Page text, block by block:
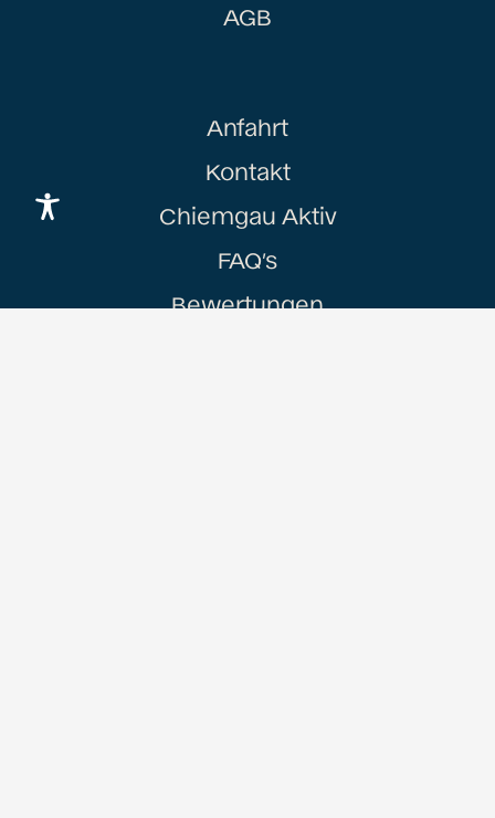
AGB
Anfahrt
Kontakt
Chiemgau Aktiv
FAQ’s
Bewertungen